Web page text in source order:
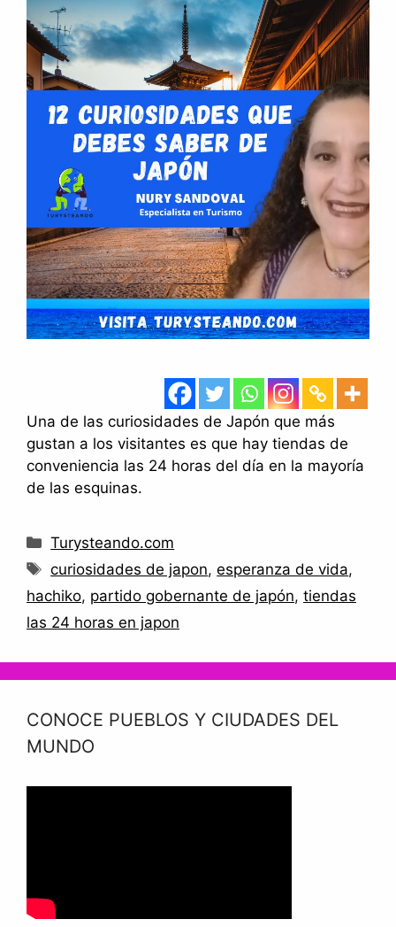
Una de las curiosidades de Japón que más
gustan a los visitantes es que hay tiendas de
conveniencia las 24 horas del día en la mayoría
de las esquinas.
Categorías
Turysteando.com
Etiquetas
curiosidades de japon,esperanza de vida,
hachiko, partido gobernante de japón, tiendas
las 24 horas en japon
CONOCE PUEBLOS Y CIUDADES DEL
MUNDO